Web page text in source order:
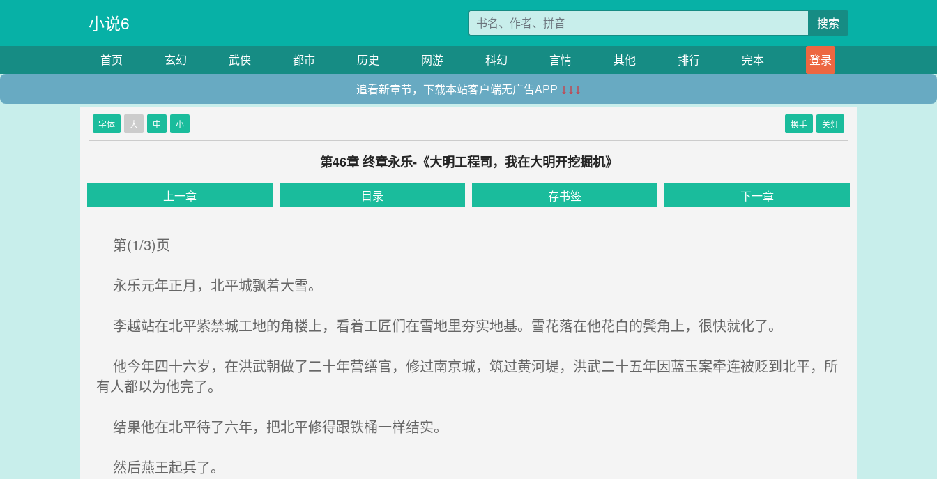
小说6 搜索
首页 玄幻 武侠 都市 历史 网游 科幻 言情 其他 排行 完本
登录
追看新章节，下载本站客户端无广告APP ↓↓↓
字体 大 中 小 换手 关灯
第46章 终章永乐-《大明工程司，我在大明开挖掘机》
上一章 目录 存书签 下一章
第(1/3)页
永乐元年正月，北平城飘着大雪。
李越站在北平紫禁城工地的角楼上，看着工匠们在雪地里夯实地基。雪花落在他花白的鬓角上，很快就化了。
他今年四十六岁，在洪武朝做了二十年营缮官，修过南京城，筑过黄河堤，洪武二十五年因蓝玉案牵连被贬到北平，所
有人都以为他完了。
结果他在北平待了六年，把北平修得跟铁桶一样结实。
然后燕王起兵了。